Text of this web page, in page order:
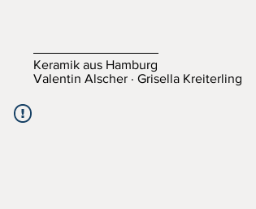
Keramik aus Hamburg
Valentin Alscher · Grisella Kreiterling